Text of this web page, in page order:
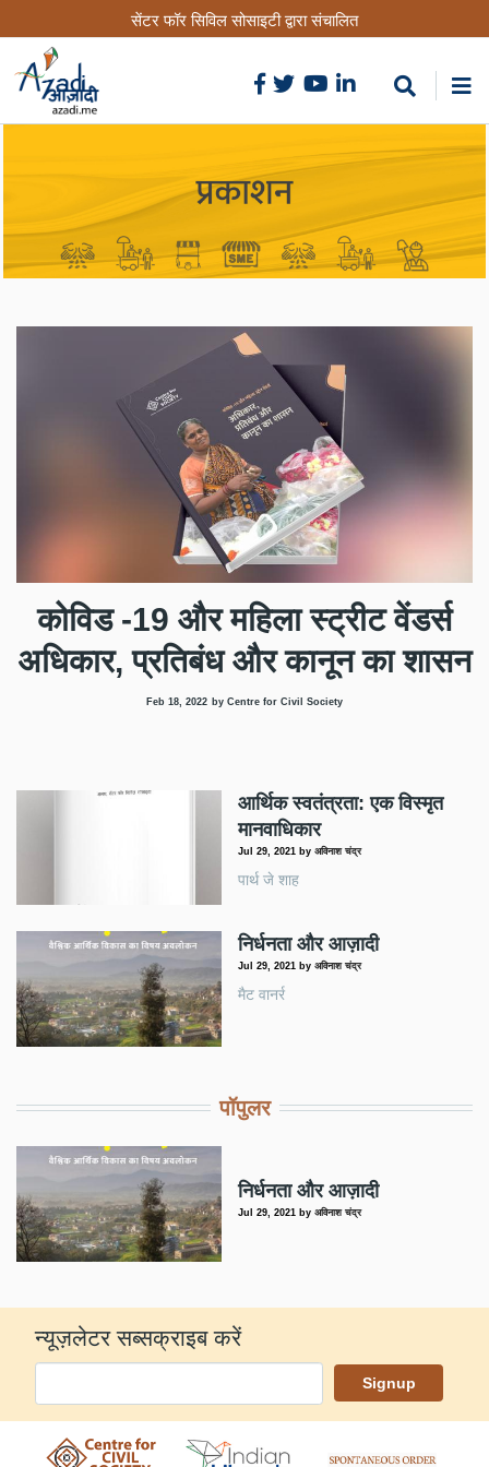
to
content
सेंटर फॉर सिविल सोसाइटी द्वारा संचालित
कोविड -19 और महिला स्ट्रीट वेंडर्स
अधिकार, प्रतिबंध और कानून का शासन
Feb 18, 2022 by Centre for Civil Society
आर्थिक स्वतंत्रता: एक विस्मृत
मानवाधिकार
Jul 29, 2021 byअविनाश चंद्र
पार्थ जे शाह
निर्धनता और आज़ादी
Jul 29, 2021 byअविनाश चंद्र
मैट वानर्र
पॉपुलर
निर्धनता और आज़ादी
Jul 29, 2021 byअविनाश चंद्र
न्यूज़लेटर सब्सक्राइब करें